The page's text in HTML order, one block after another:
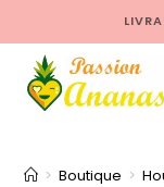
> Boutique >